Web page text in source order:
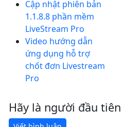
Cập nhật phiên bản
1.1.8.8 phần mềm
LiveStream Pro
Video hướng dẫn
ứng dụng hỗ trợ
chốt đơn Livestream
Pro
Hãy là người đầu